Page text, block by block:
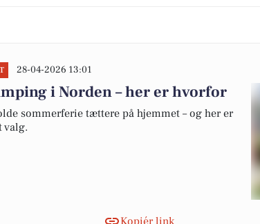
28-04-2026 13:01
i Norden – her er hvorfor
sommerferie tættere på hjemmet – og her er
valg.
Kopiér link